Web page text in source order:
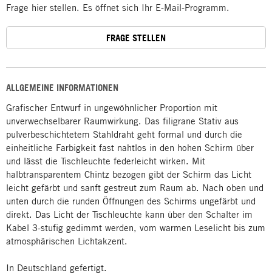
ALLGEMEINE INFORMATIONEN
Grafischer Entwurf in ungewöhnlicher Proportion mit
unverwechselbarer Raumwirkung. Das filigrane Stativ aus
pulverbeschichtetem Stahldraht geht formal und durch die
einheitliche Farbigkeit fast nahtlos in den hohen Schirm über
und lässt die Tischleuchte federleicht wirken. Mit
halbtransparentem Chintz bezogen gibt der Schirm das Licht
leicht gefärbt und sanft gestreut zum Raum ab. Nach oben und
unten durch die runden Öffnungen des Schirms ungefärbt und
direkt. Das Licht der Tischleuchte kann über den Schalter im
Kabel 3-stufig gedimmt werden, vom warmen Leselicht bis zum
atmosphärischen Lichtakzent.
In Deutschland gefertigt.
Frage hier stellen. Es öffnet sich Ihr E-Mail-Programm.
FRAGE STELLEN